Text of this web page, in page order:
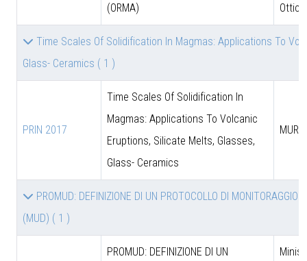
(ORMA)
Ottica
Time Scales Of Solidification In Magmas: Applications To
Glass- Ceramics ( 1 )
PRIN 2017
Time Scales Of Solidification In
Magmas: Applications To Volcanic
Eruptions, Silicate Melts, Glasses,
Glass- Ceramics
MUR
PROMUD: DEFINIZIONE DI UN PROTOCOLLO DI MONITORAGGIO
(MUD) ( 1 )
PROMUD: DEFINIZIONE DI UN